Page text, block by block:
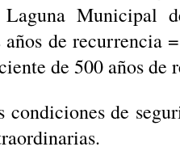
Municipal
de recurrencia
de 500 años de
condiciones de